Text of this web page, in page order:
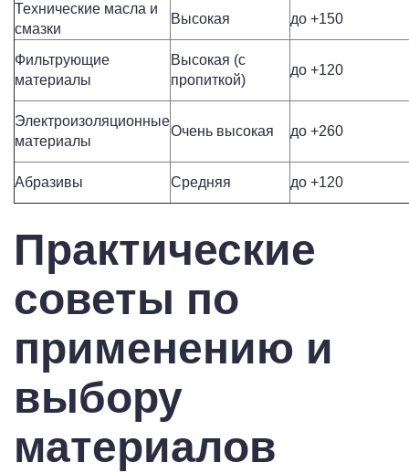
Технические масла и
смазки
Высокая до +150
Фильтрующие
материалы
Высокая (с
пропиткой)
до +120
Электроизоляционные
материалы
Очень высокая до +260
Абразивы Средняя до +120
Практические
советы по
применению и
выбору
материалов